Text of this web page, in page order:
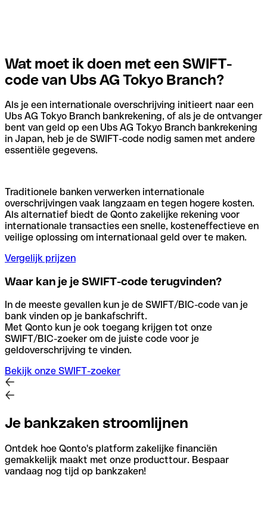
Wat moet ik doen met een SWIFT-
code van Ubs AG Tokyo Branch?
Als je een internationale overschrijving initieert naar een
Ubs AG Tokyo Branch bankrekening, of als je de ontvanger
bent van geld op een Ubs AG Tokyo Branch bankrekening
in Japan, heb je de SWIFT-code nodig samen met andere
essentiële gegevens.
Traditionele banken verwerken internationale
overschrijvingen vaak langzaam en tegen hogere kosten.
Als alternatief biedt de Qonto zakelijke rekening voor
internationale transacties een snelle, kosteneffectieve en
veilige oplossing om internationaal geld over te maken.
Vergelijk prijzen
Waar kan je je SWIFT-code terugvinden?
In de meeste gevallen kun je de SWIFT/BIC-code van je
bank vinden op je bankafschrift.
Met Qonto kun je ook toegang krijgen tot onze
SWIFT/BIC-zoeker om de juiste code voor je
geldoverschrijving te vinden.
Bekijk onze SWIFT-zoeker
Je bankzaken stroomlijnen
Ontdek hoe Qonto's platform zakelijke financiën
gemakkelijk maakt met onze producttour. Bespaar
vandaag nog tijd op bankzaken!